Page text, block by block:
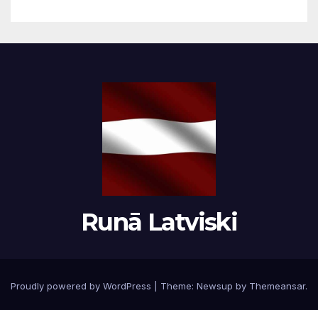
Runā Latviski
Proudly powered by WordPress Theme: Newsup by Themeansar.